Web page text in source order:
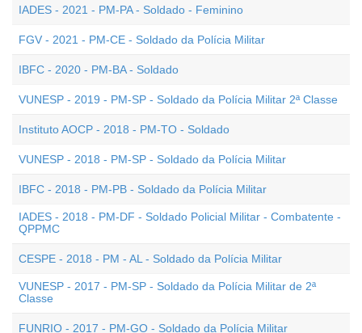
IADES - 2021 - PM-PA - Soldado - Feminino
FGV - 2021 - PM-CE - Soldado da Polícia Militar
IBFC - 2020 - PM-BA - Soldado
VUNESP - 2019 - PM-SP - Soldado da Polícia Militar 2ª Classe
Instituto AOCP - 2018 - PM-TO - Soldado
VUNESP - 2018 - PM-SP - Soldado da Polícia Militar
IBFC - 2018 - PM-PB - Soldado da Polícia Militar
IADES - 2018 - PM-DF - Soldado Policial Militar - Combatente -
QPPMC
CESPE - 2018 - PM - AL - Soldado da Polícia Militar
VUNESP - 2017 - PM-SP - Soldado da Polícia Militar de 2ª
Classe
FUNRIO - 2017 - PM-GO - Soldado da Polícia Militar